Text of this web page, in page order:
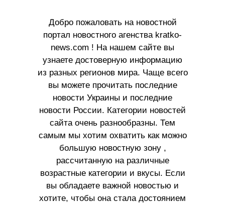
Добро пожаловать на новостной
портал новостного агенства kratko-
news.com ! На нашем сайте вы
узнаете достоверную информацию
из разных регионов мира. Чаще всего
вы можете прочитать последние
новости Украины и последние
новости России. Категории новостей
сайта очень разнообразны. Тем
самым мы хотим охватить как можно
большую новостную зону ,
рассчитанную на различные
возрастные категории и вкусы. Если
вы обладаете важной новостью и
хотите, чтобы она стала достоянием